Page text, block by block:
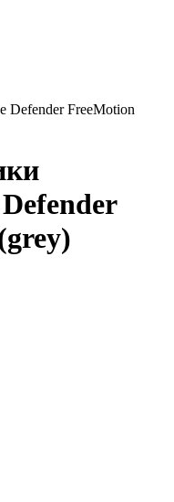
Defender FreeMotion